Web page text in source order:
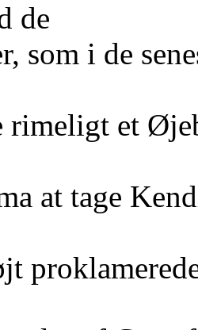
de
som i de
et
at tage